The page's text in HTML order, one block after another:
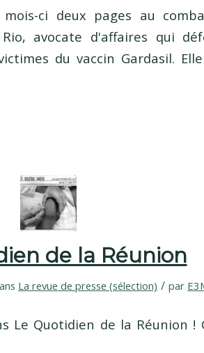
ci deux pages au
avocate d'affaires qui
du vaccin Gardasil.
de la Réunion
La revue de presse (sélection) / par
Le Quotidien de la Réunion !